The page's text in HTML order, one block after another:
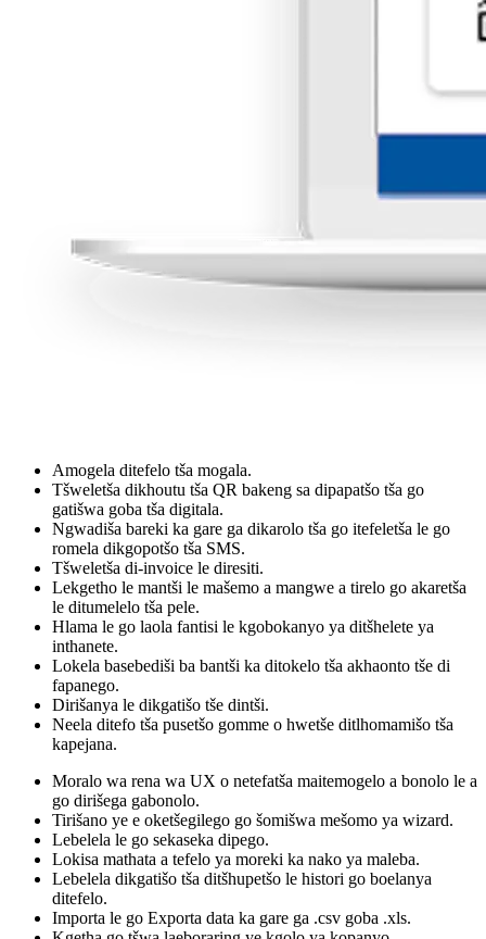
Amogela ditefelo tša mogala.
Tšweletša dikhoutu tša QR bakeng sa dipapatšo tša go
gatišwa goba tša digitala.
Ngwadiša bareki ka gare ga dikarolo tša go itefeletša le go
romela dikgopotšo tša SMS.
Tšweletša di-invoice le diresiti.
Lekgetho le mantši le mašemo a mangwe a tirelo go akaretša
le ditumelelo tša pele.
Hlama le go laola fantisi le kgobokanyo ya ditšhelete ya
inthanete.
Lokela basebediši ba bantši ka ditokelo tša akhaonto tše di
fapanego.
Dirišanya le dikgatišo tše dintši.
Neela ditefo tša pusetšo gomme o hwetše ditlhomamišo tša
kapejana.
Moralo wa rena wa UX o netefatša maitemogelo a bonolo le a
go dirišega gabonolo.
Tirišano ye e oketšegilego go šomišwa mešomo ya wizard.
Lebelela le go sekaseka dipego.
Lokisa mathata a tefelo ya moreki ka nako ya maleba.
Lebelela dikgatišo tša ditšhupetšo le histori go boelanya
ditefelo.
Importa le go Exporta data ka gare ga .csv goba .xls.